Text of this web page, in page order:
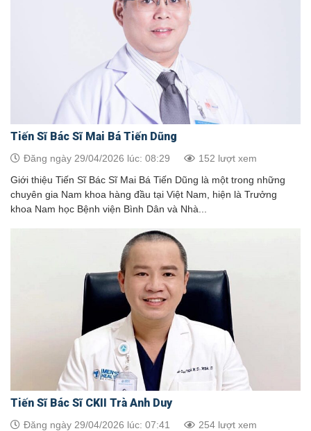
Tiến Sĩ Bác Sĩ Mai Bá Tiến Dũng
Đăng ngày 29/04/2026 lúc: 08:29 152 lượt xem
Giới thiệu Tiến Sĩ Bác Sĩ Mai Bá Tiến Dũng là một trong những
chuyên gia Nam khoa hàng đầu tại Việt Nam, hiện là Trưởng
khoa Nam học Bệnh viện Bình Dân và Nhà...
Tiến Sĩ Bác Sĩ CKII Trà Anh Duy
Đăng ngày 29/04/2026 lúc: 07:41 254 lượt xem